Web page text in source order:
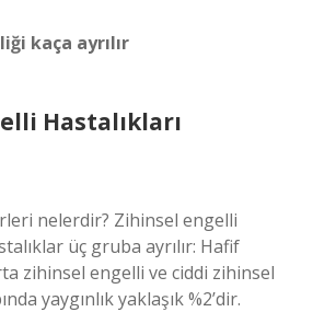
kaça ayrılır
Hastalıkları
nelerdir? Zihinsel engelli
üç gruba ayrılır: Hafif
zihinsel engelli ve ciddi zihinsel
yaygınlık yaklaşık %2’dir.